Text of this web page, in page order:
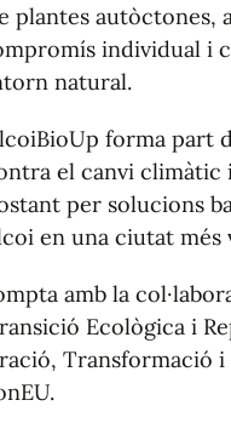
plantes autòctones,
individual i
natural.
forma part
el canvi
per solucions
en una ciutat més
amb la
Ecològica i
Transformació